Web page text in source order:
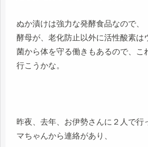
ぬか漬けは強力な発酵食品なので、
酵母が、老化防止以外に活性酸素は
菌から体を守る働きもあるので、こ
行こうかな。
昨夜、去年、お伊勢さんに２人で行
マちゃんから連絡があり、